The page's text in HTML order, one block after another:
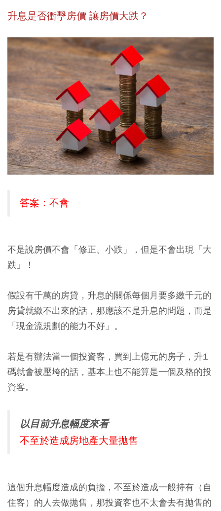
升息是否衝擊房價 讓房價大跌？
答案：不會
不是說房價不會「修正、小跌」，但是不會出現「大
跌」！
假設有千萬的房貸，升息的關係每個月要多繳千元的
房貸就繳不出來的話，那應該不是升息的問題，而是
「現金流規劃的能力不好」。
若是有辦法當一個投資客，買到上億元的房子，升1
碼就會被壓垮的話，基本上也不能算是一個及格的投
資客。
以目前升息幅度來看
不至於造成房地產大量拋售
這個升息幅度造成的負擔，不至於造成一般持有（自
住客）的人去做拋售，那投資客也不太會去有拋售的